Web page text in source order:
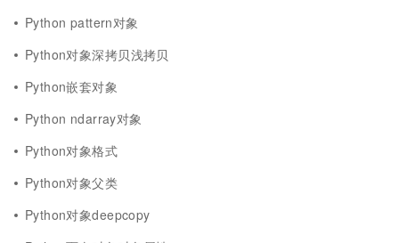
Python pattern对象
Python对象深拷贝浅拷贝
Python嵌套对象
Python ndarray对象
Python对象格式
Python对象父类
Python对象deepcopy